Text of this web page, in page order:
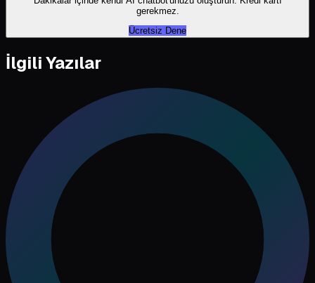
gerekmez.
Ücretsiz Dene
İlgili Yazılar